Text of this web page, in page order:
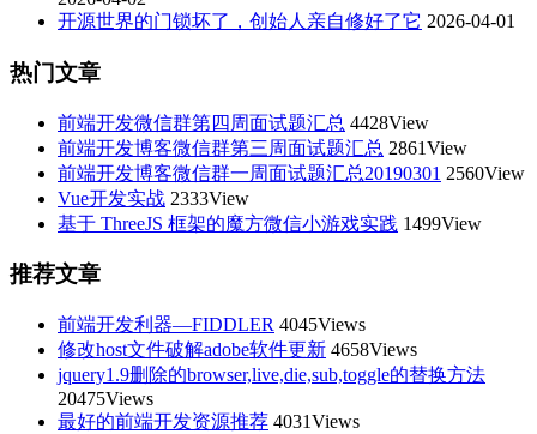
开源世界的门锁坏了，创始人亲自修好了它 2026-04-01
热门文章
前端开发微信群第四周面试题汇总 4428View
前端开发博客微信群第三周面试题汇总 2861View
前端开发博客微信群一周面试题汇总20190301 2560View
Vue开发实战 2333View
基于 ThreeJS 框架的魔方微信小游戏实践 1499View
推荐文章
前端开发利器—FIDDLER 4045Views
修改host文件破解adobe软件更新 4658Views
jquery1.9删除的browser,live,die,sub,toggle的替换方法
20475Views
最好的前端开发资源推荐 4031Views